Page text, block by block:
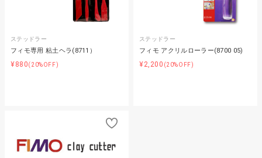
ステッドラー
フィモ専用 粘土ヘラ(8711）
¥880(20%OFF)
ステッドラー
フィモ アクリルローラー(8700 05)
¥2,200 (20%OFF)